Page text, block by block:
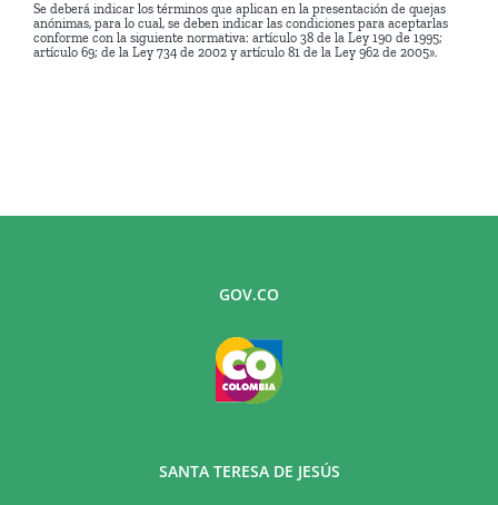
Se deberá indicar los términos que aplican en la presentación de quejas
anónimas, para lo cual, se deben indicar las condiciones para aceptarlas
conforme con la siguiente normativa: artículo 38 de la Ley 190 de 1995;
artículo 69; de la Ley 734 de 2002 y artículo 81 de la Ley 962 de 2005».
GOV.CO
SANTA TERESA DE JESÚS